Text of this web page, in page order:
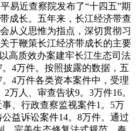
易近查察院发布了“十四五”期
成长。五年来，长江经济带查
从义思惟为指点，深切贯彻习
于鞭策长江经济带成长的主要
高质效办案建牢长江生态司法
4万件。按照披露的数据，五
4万件各类资本案件中，受理
万人、审查告状9。3万件16。
、行政查察监视案件1。5万
益诉讼案件14。8万件。通过